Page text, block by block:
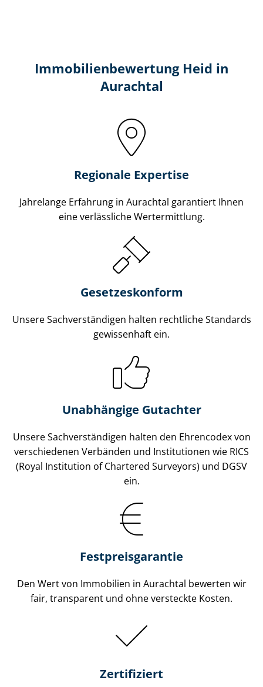
Immobilien­bewertung Heid in
Aurachtal
Regionale Expertise
Jahrelange Erfahrung in Aurachtal garantiert Ihnen
eine verlässliche Wertermittlung.
Gesetzes­konform
Unsere Sach­ver­stän­di­gen halten rechtliche Standards
gewissenhaft ein.
Unabhängige Gutachter
Unsere Sach­ver­stän­di­gen halten den Ehrencodex von
verschiedenen Verbänden und Institutionen wie RICS
(Royal Institution of Chartered Surveyors) und DGSV
ein.
Festpreis​garantie
Den Wert von Immobilien in Aurachtal bewerten wir
fair, transparent und ohne versteckte Kosten.
Zertifiziert